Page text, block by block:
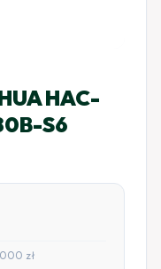
HAC-
S6
zł